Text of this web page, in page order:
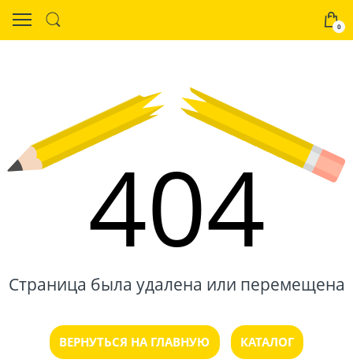
0
404
Страница была удалена или перемещена
ВЕРНУТЬСЯ НА ГЛАВНУЮ КАТАЛОГ